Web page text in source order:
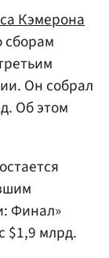
Кэмерона
сборам
Он собрал
Об этом
Финал»
$1,9 млрд.